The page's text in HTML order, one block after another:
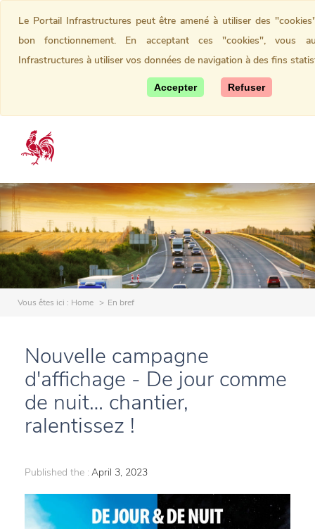
Vous êtes ici : Home En bref
Nouvelle campagne
d'affichage - De jour comme
de nuit… chantier,
ralentissez !
Published the : April 3, 2023
Le Portail Infrastructures peut être amené à utiliser des
bon fonctionnement. En acceptant ces "cookies", vous
Infrastructures à utiliser vos données de navigation à des fins
Accepter Refuser